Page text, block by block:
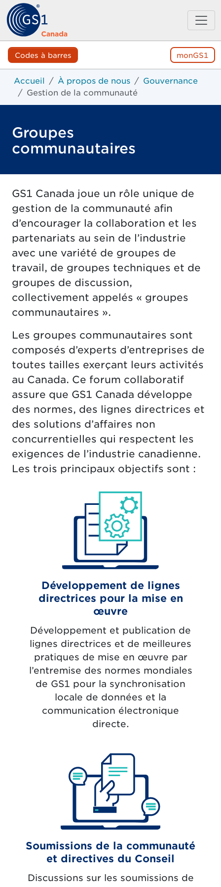
Codes à barres monGS1
Accueil À propos de nous
Gouvernance
Gestion de la communauté
Groupes
communautaires
GS1 Canada joue un rôle unique de
gestion de la communauté afin
d’encourager la collaboration et les
partenariats au sein de l’industrie
avec une variété de groupes de
travail, de groupes techniques et de
groupes de discussion,
collectivement appelés « groupes
communautaires ».
Les groupes communautaires sont
composés d’experts d’entreprises de
toutes tailles exerçant leurs activités
au Canada. Ce forum collaboratif
assure que GS1 Canada développe
des normes, des lignes directrices et
des solutions d’affaires non
concurrentielles qui respectent les
exigences de l’industrie canadienne.
Les trois principaux objectifs sont :
Développement de lignes
directrices pour la mise en
œuvre
Développement et publication de
lignes directrices et de meilleures
pratiques de mise en œuvre par
l’entremise des normes mondiales
de GS1 pour la synchronisation
locale de données et la
communication électronique
directe.
Soumissions de la communauté
et directives du Conseil
Discussions sur les soumissions de